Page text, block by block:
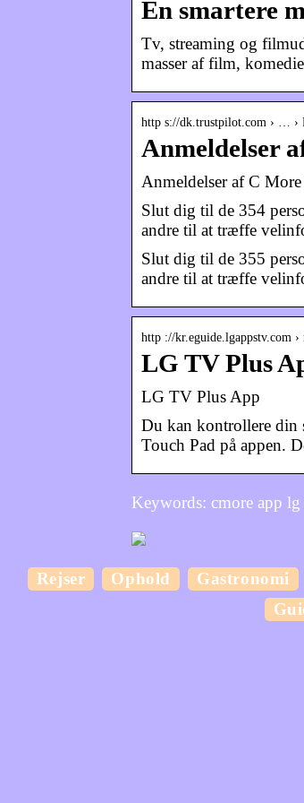
En smartere
Tv, streaming og
masser af film,
http s://dk.trustpilot.com › … ›
Anmeldelser
Anmeldelser af C
Slut dig til de 354
andre til at træffe
Slut dig til de 355
andre til at træffe
http ://kr.eguide.lgappstv.com ›
LG TV Plus
LG TV Plus App
Du kan kontrollere din
Touch Pad på appen.
Keywords: cmore app
Rejser Ophold Gastronomi